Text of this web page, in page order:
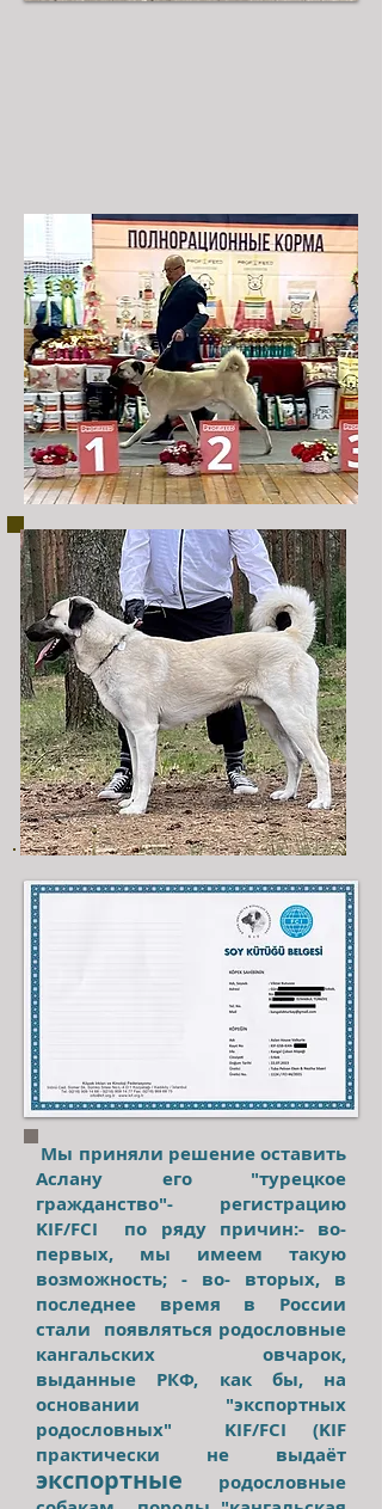
Мы приняли решение оставить
Аслану его "турецкое
гражданство"- регистрацию
KIF/FCI по ряду причин:- во-
первых, мы имеем такую
возможность; - во- вторых, в
последнее время в России
стали появляться родословные
кангальских овчарок,
выданные РКФ, как бы, на
основании "экспортных
родословных" KIF/FCI (KIF
практически не выдаёт
экспортные родословные